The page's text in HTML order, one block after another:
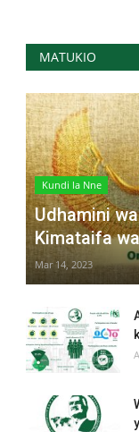
MATUKIO
Kundi la Nne
Udhamini
Kimataifa
Mar 14, 2023